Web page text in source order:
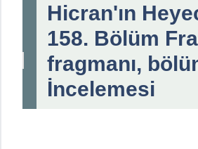
Hicran'ın
158. Bölüm
fragmanı,
İncelemesi